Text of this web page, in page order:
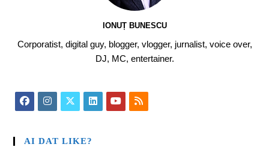
IONUȚ BUNESCU
Corporatist, digital guy, blogger, vlogger, jurnalist, voice over,
DJ, MC, entertainer.
AI DAT LIKE?